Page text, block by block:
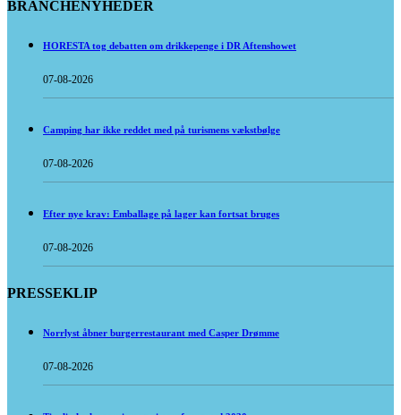
BRANCHENYHEDER
HORESTA tog debatten om drikkepenge i DR Aftenshowet
07-08-2026
Camping har ikke reddet med på turismens vækstbølge
07-08-2026
Efter nye krav: Emballage på lager kan fortsat bruges
07-08-2026
PRESSEKLIP
Norrlyst åbner burgerrestaurant med Casper Drømme
07-08-2026